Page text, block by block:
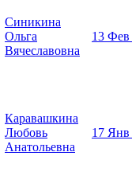
Синикина
Ольга
Вячеславовна
13 Фев
Каравашкина
Любовь
Анатольевна
17 Янв